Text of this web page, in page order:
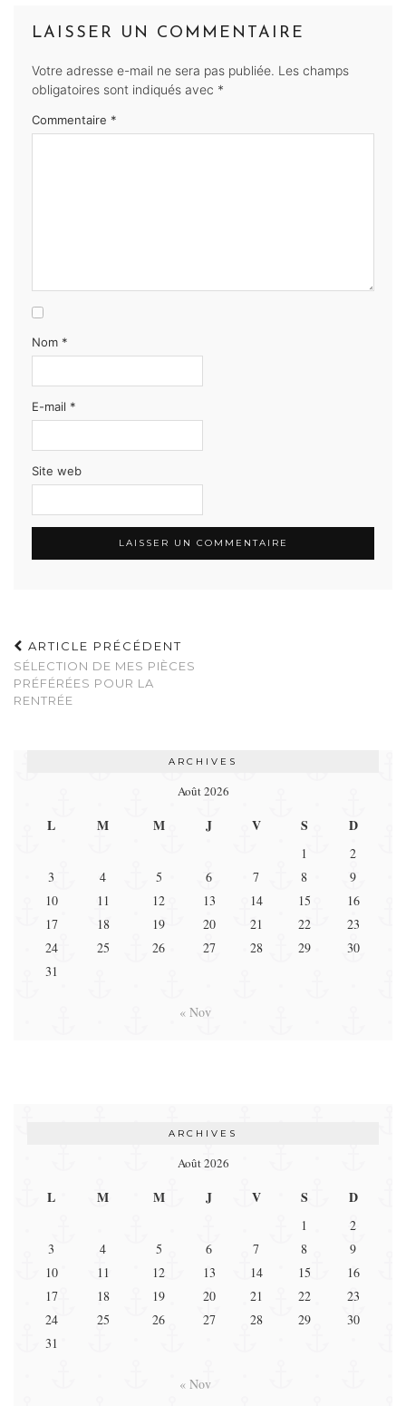
LAISSER UN COMMENTAIRE
Votre adresse e-mail ne sera pas publiée. Les champs
obligatoires sont indiqués avec *
Commentaire *
Nom *
E-mail *
Site web
ARTICLE PRÉCÉDENT
SÉLECTION DE MES PIÈCES
PRÉFÉRÉES POUR LA
RENTRÉE
ARCHIVES
Août 2026
L M M J V S D
1
2
3
4 5 6 7 8
9
10
11 12 13 14 15
16
17
18 19 20 21 22
23
24
25 26 27 28 29
30
31
« Nov
ARCHIVES
Août 2026
L M M J V S D
1
2
3
4 5 6 7 8
9
10
11 12 13 14 15
16
17
18 19 20 21 22
23
24
25 26 27 28 29
30
31
« Nov